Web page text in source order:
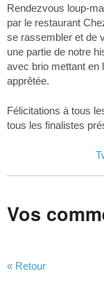
Rendezvous loup-
par le restaurant
se rassembler et de
une partie de notre
avec brio mettant en
apprêtée.
Félicitations à tous
tous les finalistes
Vos
« Retour